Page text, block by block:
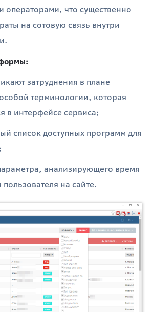
операторами, что существенно
на сотовую связь внутри
затруднения в плане
терминологии, которая
в интерфейсе сервиса;
список доступных программ для
анализирующего время
на сайте.